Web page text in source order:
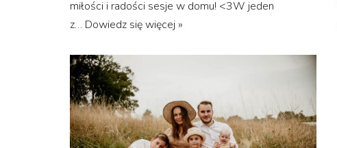
miłości i radości sesje w domu! <3W jeden
z… Dowiedz się więcej »